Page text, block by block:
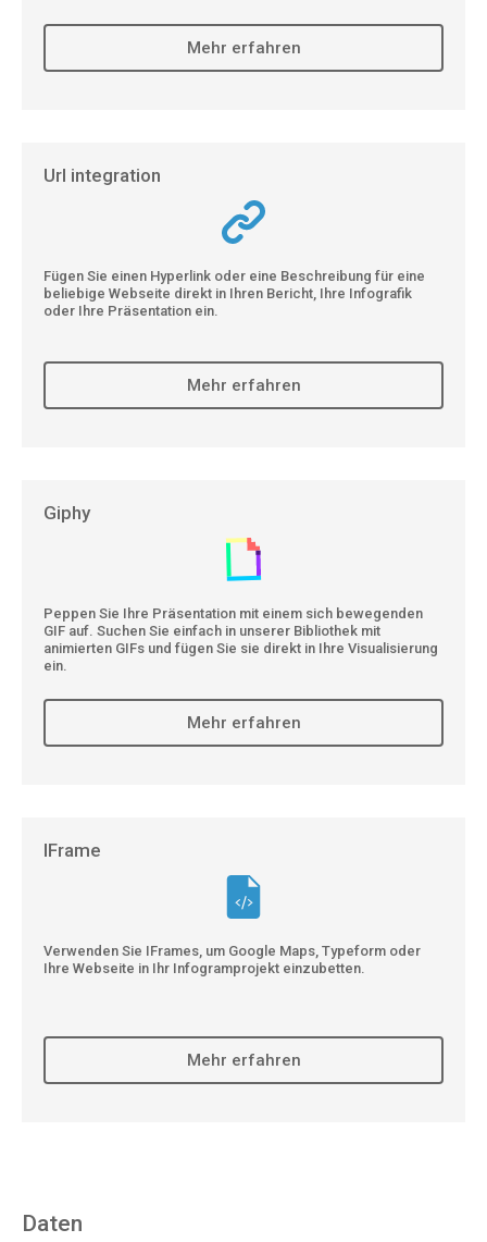
Mehr erfahren
Url integration
Fügen Sie einen Hyperlink oder eine Beschreibung für eine
beliebige Webseite direkt in Ihren Bericht, Ihre Infografik
oder Ihre Präsentation ein.
Mehr erfahren
Giphy
Peppen Sie Ihre Präsentation mit einem sich bewegenden
GIF auf. Suchen Sie einfach in unserer Bibliothek mit
animierten GIFs und fügen Sie sie direkt in Ihre Visualisierung
ein.
Mehr erfahren
IFrame
Verwenden Sie IFrames, um Google Maps, Typeform oder
Ihre Webseite in Ihr Infogramprojekt einzubetten.
Mehr erfahren
Daten